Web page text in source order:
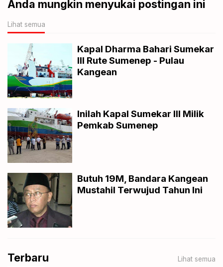
Anda mungkin menyukai postingan ini
Lihat semua
Kapal Dharma Bahari Sumekar
III Rute Sumenep - Pulau
Kangean
Inilah Kapal Sumekar III Milik
Pemkab Sumenep
Butuh 19M, Bandara Kangean
Mustahil Terwujud Tahun Ini
Terbaru Lihat semua